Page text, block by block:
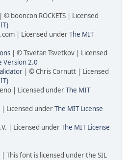
| © booncon ROCKETS | Licensed
| Licensed underThe MIT
| © Tsvetan Tsvetkov | Licensed
Version 2.0
| © Chris Cornutt | Licensed
| Licensed underThe MIT
Licensed underThe MIT License
| Licensed underThe MIT License
This font is licensed under the SIL